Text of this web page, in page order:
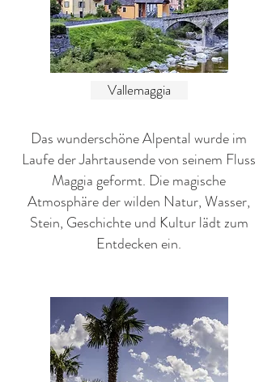
Vallemaggia
Das wunderschöne Alpental wurde im
Laufe der Jahrtausende von seinem Fluss
Maggia geformt. Die magische
Atmosphäre der wilden Natur, Wasser,
Stein, Geschichte und Kultur lädt zum
Entdecken ein.